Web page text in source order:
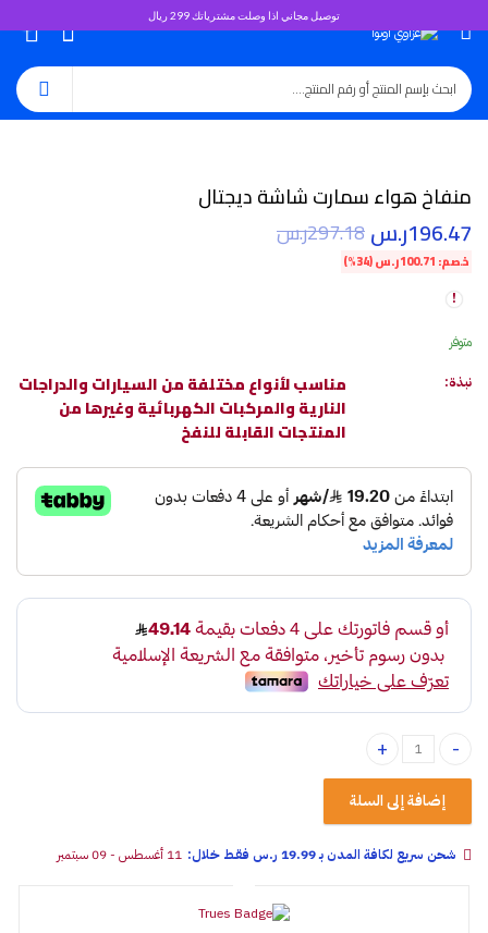
توصيل مجاني اذا وصلت مشترياتك 299 ريال
منفاخ هواء سمارت شاشة ديجتال
196.47ر.س297.18ر.س
خصم: 100.71ر.س(34%)
متوفر
نبذة:
مناسب لأنواع مختلفة من السيارات والدراجات
النارية والمركبات الكهربائية وغيرها من
المنتجات القابلة للنفخ
منفاخ هواء سمارت شاشة ديجتال quantity
إضافة إلى السلة
شحن سريع لكافة المدن بـ 19.99 ر.س فقـط خلال: 11 أغسطس - 09 سبتمبر